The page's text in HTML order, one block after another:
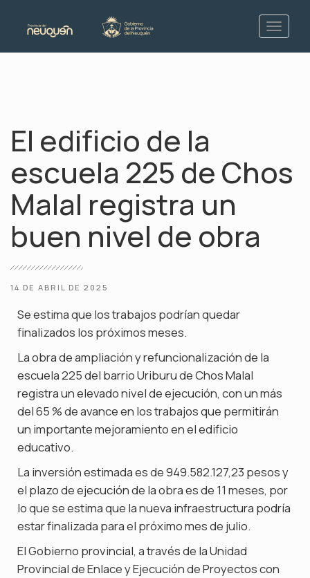
El edificio de la
escuela 225 de Chos
Malal registra un
buen nivel de obra
14 DE ABRIL DE 2025
Se estima que los trabajos podrían quedar
finalizados los próximos meses.
La obra de ampliación y refuncionalización de la
escuela 225 del barrio Uriburu de Chos Malal
registra un elevado nivel de ejecución, con un más
del 65 % de avance en los trabajos que permitirán
un importante mejoramiento en el edificio
educativo.
La inversión estimada es de 949.582.127,23 pesos y
el plazo de ejecución de la obra es de 11 meses, por
lo que se estima que la nueva infraestructura podría
estar finalizada para el próximo mes de julio.
El Gobierno provincial, a través de la Unidad
Provincial de Enlace y Ejecución de Proyectos con